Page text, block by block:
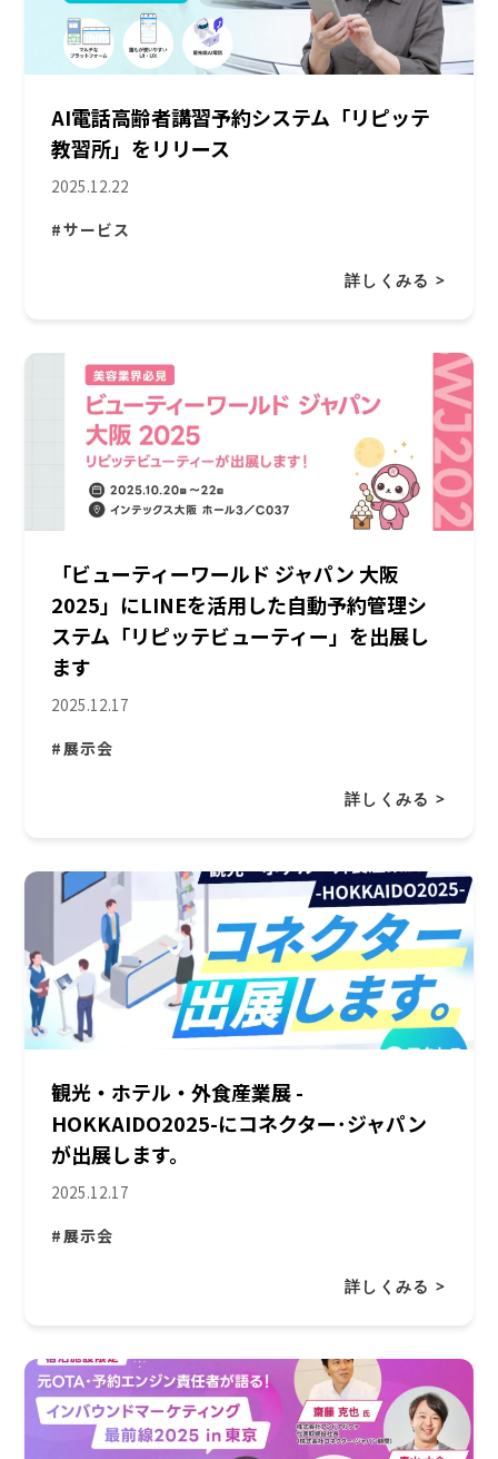
AI電話高齢者講習予約システム「リピッテ
教習所」をリリース
2025.12.22
#サービス
詳しくみる >
「ビューティーワールド ジャパン 大阪
2025」にLINEを活用した自動予約管理シ
ステム「リピッテビューティー」を出展し
ます
2025.12.17
#展示会
詳しくみる >
観光・ホテル・外食産業展 -
HOKKAIDO2025-にコネクター･ジャパン
が出展します。
2025.12.17
#展示会
詳しくみる >